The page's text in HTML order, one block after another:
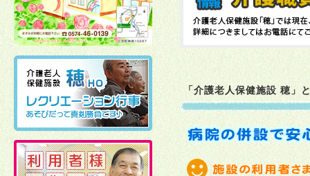
2026年02月10日
2026年01月06日
2025年12月19日
2025年12月02日
「介護老人保健施設 穂」